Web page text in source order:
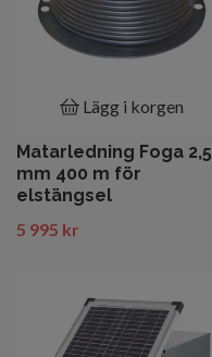
Lägg i korgen
Matarledning Foga 2,5
mm 400 m för
elstängsel
5 995 kr